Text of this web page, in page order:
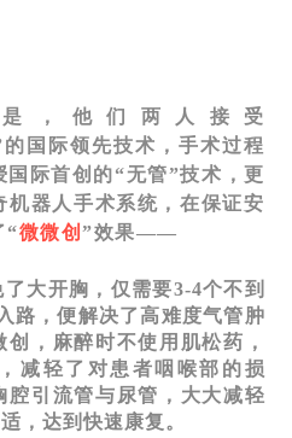
，他们两人接受
国际领先技术，手术过程
际首创的“无管”技术，更
机器人手术系统，在保证安
“微微创”效果——
大开胸，仅需要3-4个不到
路，便解决了高难度气管肿
，麻醉时不使用肌松药，
减轻了对患者咽喉部的损
腔引流管与尿管，大大减轻
，达到快速康复。